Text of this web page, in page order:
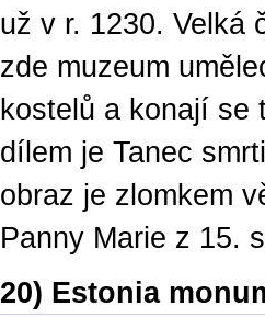
už v r. 1230. Velká
zde muzeum
kostelů a konají se
dílem je Tanec
obraz je zlomkem
Panny Marie z 15.
20) Estonia